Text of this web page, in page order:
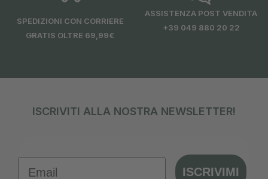
SPEDIZIONI CON CORRIERE
GRATIS OLTRE 69,99€
ASSISTENZA POST VENDITA
+39 049 880 20 22
ISCRIVITI ALLA NOSTRA NEWSLETTER!
Email
ISCRIVIMI